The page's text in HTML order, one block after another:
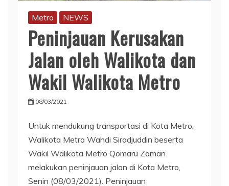
Metro NEWS
Peninjauan Kerusakan
Jalan oleh Walikota dan
Wakil Walikota Metro
08/03/2021
Untuk mendukung transportasi di Kota Metro,
Walikota Metro Wahdi Siradjuddin beserta
Wakil Walikota Metro Qomaru Zaman
melakukan peninjauan jalan di Kota Metro,
Senin (08/03/2021). Peninjauan